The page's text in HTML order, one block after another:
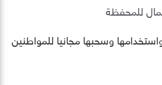
للمحفظة
وسحبها مجانيا للمواطنين